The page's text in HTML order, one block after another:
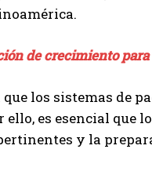
de crecimiento
los sistemas de
es esencial que
y la